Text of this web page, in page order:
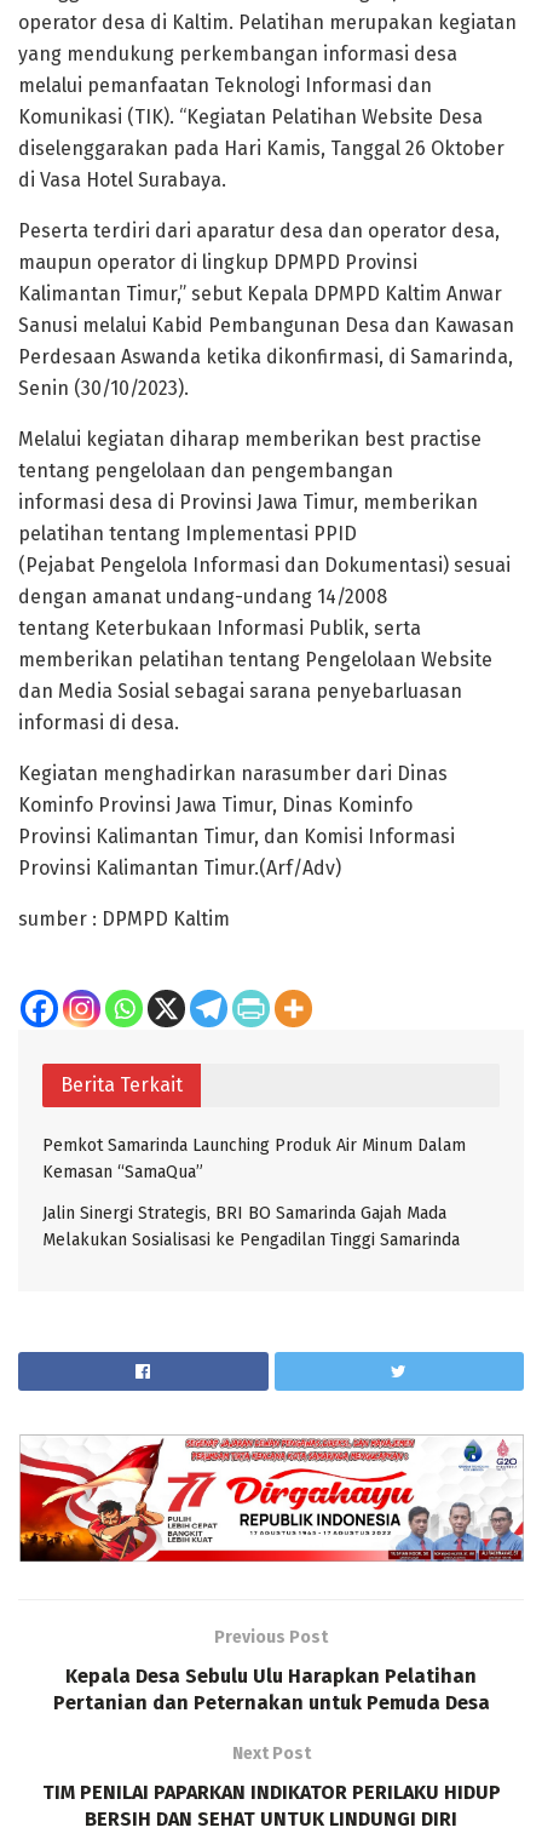
operator desa di Kaltim. Pelatihan merupakan kegiatan
yang mendukung perkembangan informasi desa
melalui pemanfaatan Teknologi Informasi dan
Komunikasi (TIK). “Kegiatan Pelatihan Website Desa
diselenggarakan pada Hari Kamis, Tanggal 26 Oktober
di Vasa Hotel Surabaya.
Peserta terdiri dari aparatur desa dan operator desa,
maupun operator di lingkup DPMPD Provinsi
Kalimantan Timur,” sebut Kepala DPMPD Kaltim Anwar
Sanusi melalui Kabid Pembangunan Desa dan Kawasan
Perdesaan Aswanda ketika dikonfirmasi, di Samarinda,
Senin (30/10/2023).
Melalui kegiatan diharap memberikan best practise
tentang pengelolaan dan pengembangan
informasi desa di Provinsi Jawa Timur, memberikan
pelatihan tentang Implementasi PPID
(Pejabat Pengelola Informasi dan Dokumentasi) sesuai
dengan amanat undang-undang 14/2008
tentang Keterbukaan Informasi Publik, serta
memberikan pelatihan tentang Pengelolaan Website
dan Media Sosial sebagai sarana penyebarluasan
informasi di desa.
Kegiatan menghadirkan narasumber dari Dinas
Kominfo Provinsi Jawa Timur, Dinas Kominfo
Provinsi Kalimantan Timur, dan Komisi Informasi
Provinsi Kalimantan Timur.(Arf/Adv)
sumber : DPMPD Kaltim
Berita Terkait
Pemkot Samarinda Launching Produk Air Minum Dalam
Kemasan “SamaQua”
Jalin Sinergi Strategis, BRI BO Samarinda Gajah Mada
Melakukan Sosialisasi ke Pengadilan Tinggi Samarinda
Previous Post
Kepala Desa Sebulu Ulu Harapkan Pelatihan
Pertanian dan Peternakan untuk Pemuda Desa
Next Post
TIM PENILAI PAPARKAN INDIKATOR PERILAKU HIDUP
BERSIH DAN SEHAT UNTUK LINDUNGI DIRI